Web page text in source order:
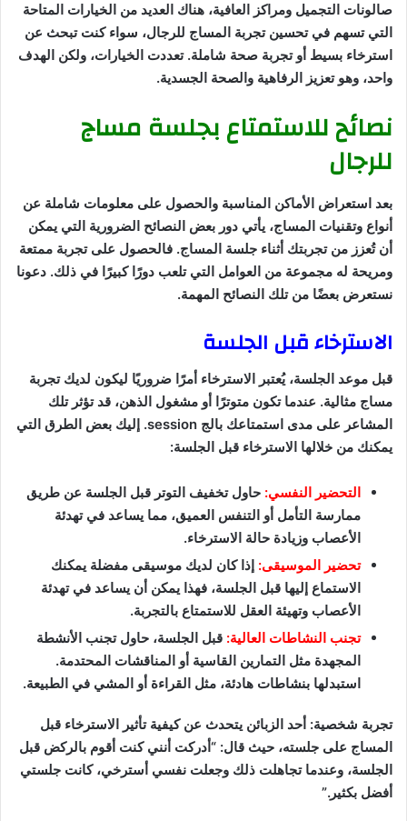
صالونات التجميل ومراكز العافية، هناك العديد من الخيارات المتاحة
التي تسهم في تحسين تجربة المساج للرجال، سواء كنت تبحث عن
استرخاء بسيط أو تجربة صحة شاملة. تعددت الخيارات، ولكن الهدف
واحد، وهو تعزيز الرفاهية والصحة الجسدية.
نصائح للاستمتاع بجلسة مساج
للرجال
بعد استعراض الأماكن المناسبة والحصول على معلومات شاملة عن
أنواع وتقنيات المساج، يأتي دور بعض النصائح الضرورية التي يمكن
أن تُعزز من تجربتك أثناء جلسة المساج. فالحصول على تجربة ممتعة
ومريحة له مجموعة من العوامل التي تلعب دورًا كبيرًا في ذلك. دعونا
نستعرض بعضًا من تلك النصائح المهمة.
الاسترخاء قبل الجلسة
قبل موعد الجلسة، يُعتبر الاسترخاء أمرًا ضروريًا ليكون لديك تجربة
مساج مثالية. عندما تكون متوترًا أو مشغول الذهن، قد تؤثر تلك
المشاعر على مدى استمتاعك بالج session. إليك بعض الطرق التي
يمكنك من خلالها الاسترخاء قبل الجلسة:
التحضير النفسي: حاول تخفيف التوتر قبل الجلسة عن طريق
ممارسة التأمل أو التنفس العميق، مما يساعد في تهدئة
الأعصاب وزيادة حالة الاسترخاء.
تحضير الموسيقى: إذا كان لديك موسيقى مفضلة يمكنك
الاستماع إليها قبل الجلسة، فهذا يمكن أن يساعد في تهدئة
الأعصاب وتهيئة العقل للاستمتاع بالتجربة.
تجنب النشاطات العالية: قبل الجلسة، حاول تجنب الأنشطة
المجهدة مثل التمارين القاسية أو المناقشات المحتدمة.
استبدلها بنشاطات هادئة، مثل القراءة أو المشي في الطبيعة.
تجربة شخصية: أحد الزبائن يتحدث عن كيفية تأثير الاسترخاء قبل
المساج على جلسته، حيث قال: “أدركت أنني كنت أقوم بالركض قبل
الجلسة، وعندما تجاهلت ذلك وجعلت نفسي أسترخي، كانت جلستي
أفضل بكثير.”